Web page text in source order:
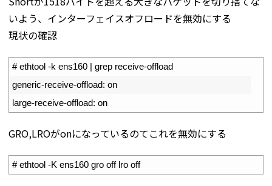
いよう、インターフェイスオフロードを無効にする
現状の確認
# ethtool -k ens160 | grep receive-offload
generic-receive-offload: on
large-receive-offload: on
GRO,LROがonになっているのてこれを無効にする
# ethtool -K ens160 gro off lro off